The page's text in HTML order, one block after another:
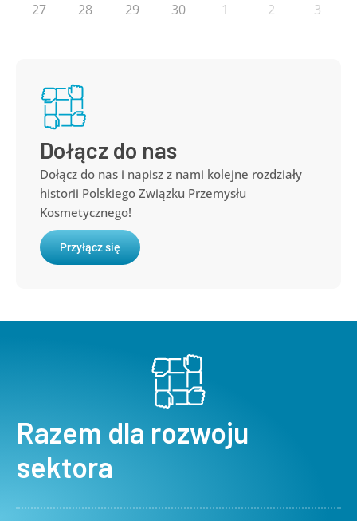
27 28 29 30 1 2 3
Dołącz do nas
Dołącz do nas i napisz z nami kolejne rozdziały
historii Polskiego Związku Przemysłu
Kosmetycznego!
Przyłącz się
Razem dla rozwoju
sektora